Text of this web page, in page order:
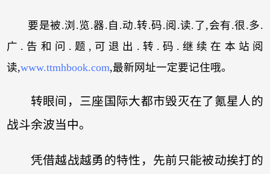
要是被.浏.览.器.自.动.转.码.阅.读.了,会有.很.多.
广.告和问.题,可退出.转.码.继续在本站阅
读,www.ttmhbook.com,最新网址一定要记住哦。
转眼间，三座国际大都市毁灭在了氪星人的
战斗余波当中。
凭借越战越勇的特性，先前只能被动挨打的